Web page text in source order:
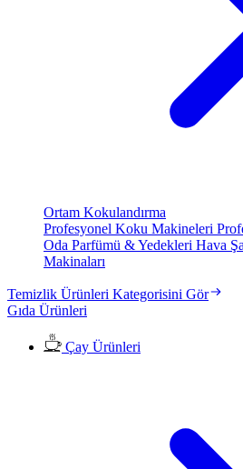
Ortam Kokulandırma
Profesyonel Koku Makineleri
Oda Parfümü & Yedekleri Hava
Makinaları
Temizlik Ürünleri Kategorisini Gör
Gıda Ürünleri
Çay Ürünleri